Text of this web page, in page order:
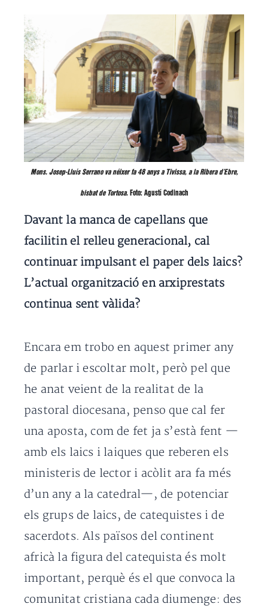
Mons. Josep-Lluís Serrano va néixer fa 48 anys a Tivissa, a la Ribera d’Ebre,
bisbat de Tortosa.Foto: Agustí Codinach
Davant la manca de capellans que
facilitin el relleu generacional, cal
continuar impulsant el paper dels laics?
L’actual organització en arxiprestats
continua sent vàlida?
Encara em trobo en aquest primer any
de parlar i escoltar molt, però pel que
he anat veient de la realitat de la
pastoral diocesana, penso que cal fer
una aposta, com de fet ja s’està fent —
amb els laics i laiques que reberen els
ministeris de lector i acòlit ara fa més
d’un any a la catedral—, de potenciar
els grups de laics, de catequistes i de
sacerdots. Als països del continent
africà la figura del catequista és molt
important, perquè és el que convoca la
comunitat cristiana cada diumenge: des